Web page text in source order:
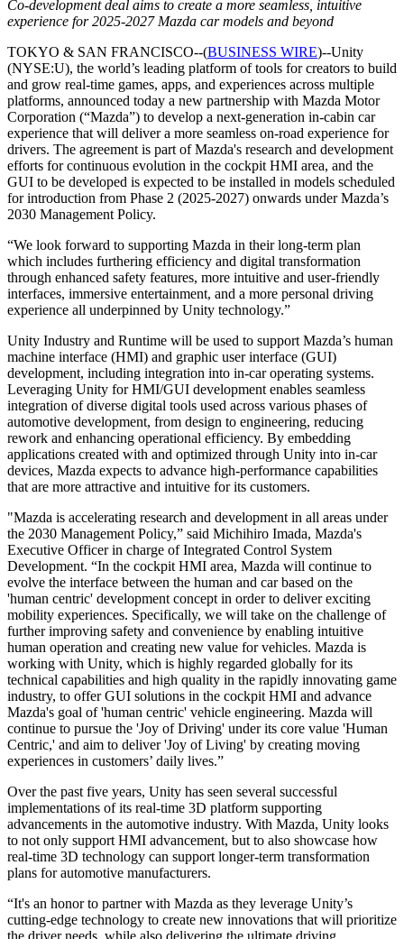
Perspectivas post-lanzamiento y operaciones de juego en vivo
Expande
Adquisición de usuarios
Hazte descubrir y adquiere usuarios móviles
Compras dentro de la aplicación
Gestionar las IAP dentro de la aplicación en tiendas físicas y en el
canal directo al consumidor (D2C).
Conecta a los jugadores con los juegos adecuados
Publicitar con Unity
Monetizar con Unity
Casos de uso
Juegos móviles
Crea y expande éxitos móviles con Unity
Juegos independientes
Lanza grandes juegos con equipos pequeños
Juegos XR
Lanza juegos XR en múltiples plataformas
Juegos multijugador
Transforma las experiencias en tienda en experiencias en línea
Industria automotriz
Impulsar la innovación y las experiencias en el automóvil
Ver todas las industrias
Información útil
Casos de estudio
Historias de éxito en el mundo real
Guías de mejores prácticas
Consejos y trucos de expertos
Demostraciones
Demostraciones, muestras y bloques de construcción
Todos los recursos
Novedades
Blog
Actualizaciones, información y consejos técnicos
Novedades
Noticias, historias y centro de prensa
Únete a desarrolladores, creadores e insiders
Premios Unity
Celebrando a los creadores de Unity en todo el mundo
Consejos prácticos y mejores prácticas
Educación
Para estudiantes
Impulsa tu carrera
Para docentes
Potencia tu enseñanza
Licencia gratuita para fines educativos
Certificaciones
Demuestra tu dominio de Unity
Co-development deal aims to create a more seamless, intuitive
experience for 2025-2027 Mazda car models and beyond
TOKYO & SAN FRANCISCO--(BUSINESS WIRE)--Unity
(NYSE:U), the world’s leading platform of tools for creators to build
and grow real-time games, apps, and experiences across multiple
platforms, announced today a new partnership with Mazda Motor
Corporation (“Mazda”) to develop a next-generation in-cabin car
experience that will deliver a more seamless on-road experience for
drivers. The agreement is part of Mazda's research and development
efforts for continuous evolution in the cockpit HMI area, and the
GUI to be developed is expected to be installed in models scheduled
for introduction from Phase 2 (2025-2027) onwards under Mazda’s
2030 Management Policy.
“We look forward to supporting Mazda in their long-term plan
which includes furthering efficiency and digital transformation
through enhanced safety features, more intuitive and user-friendly
interfaces, immersive entertainment, and a more personal driving
experience all underpinned by Unity technology.”
Unity Industry and Runtime will be used to support Mazda’s human
machine interface (HMI) and graphic user interface (GUI)
development, including integration into in-car operating systems.
Leveraging Unity for HMI/GUI development enables seamless
integration of diverse digital tools used across various phases of
automotive development, from design to engineering, reducing
rework and enhancing operational efficiency. By embedding
applications created with and optimized through Unity into in-car
devices, Mazda expects to advance high-performance capabilities
that are more attractive and intuitive for its customers.
"Mazda is accelerating research and development in all areas under
the 2030 Management Policy,” said Michihiro Imada, Mazda's
Executive Officer in charge of Integrated Control System
Development. “In the cockpit HMI area, Mazda will continue to
evolve the interface between the human and car based on the
'human centric' development concept in order to deliver exciting
mobility experiences. Specifically, we will take on the challenge of
further improving safety and convenience by enabling intuitive
human operation and creating new value for vehicles. Mazda is
working with Unity, which is highly regarded globally for its
technical capabilities and high quality in the rapidly innovating game
industry, to offer GUI solutions in the cockpit HMI and advance
Mazda's goal of 'human centric' vehicle engineering. Mazda will
continue to pursue the 'Joy of Driving' under its core value 'Human
Centric,' and aim to deliver 'Joy of Living' by creating moving
experiences in customers’ daily lives.”
Over the past five years, Unity has seen several successful
implementations of its real-time 3D platform supporting
advancements in the automotive industry. With Mazda, Unity looks
to not only support HMI advancement, but to also showcase how
real-time 3D technology can support longer-term transformation
plans for automotive manufacturers.
“It's an honor to partner with Mazda as they leverage Unity’s
cutting-edge technology to create new innovations that will prioritize